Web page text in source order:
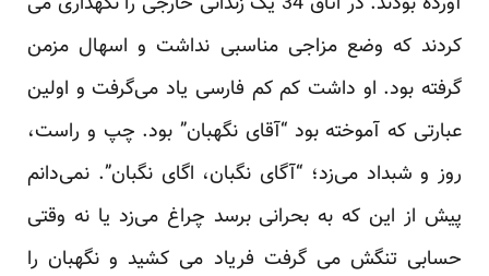
کردند که وضع مزاجی مناسبی نداشت و اسهال مزمن
گرفته بود. او داشت کم کم فارسی یاد می‌گرفت و اولین
عبارتی که آموخته بود “آقای نگهبان” بود. چپ و راست،
روز و شبداد می‌زد؛ “آگای نگبان، اگای نگبان”. نمی‌دانم
پیش از این که به بحرانی برسد چراغ می‌زد یا نه وقتی
حسابی تنگش می گرفت فریاد می کشید و نگهبان را